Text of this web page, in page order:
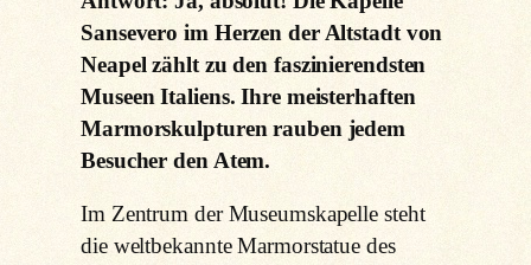
Sansevero im Herzen der Altstadt von
Neapel zählt zu den faszinierendsten
Museen Italiens. Ihre meisterhaften
Marmorskulpturen rauben jedem
Besucher den Atem.
Im Zentrum der Museumskapelle steht
die weltbekannte Marmorstatue des